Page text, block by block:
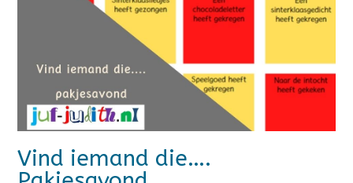
Vind iemand die….